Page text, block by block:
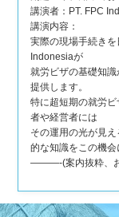
講演者：PT. FPC
講演内容：
実際の現場手続き
Indonesiaが
就労ビザの基礎知
提供します。
特に超短期の就労
者や経営者には
その運用の光が見
的な知識をこの機会
———-(案内抜